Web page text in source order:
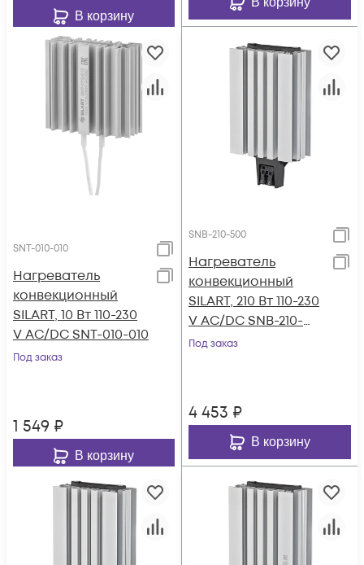
В корзину
SNT-010-010
Нагреватель
конвекционный
SILART, 10 Вт 110-230
V AC/DC SNT-010-010
Под заказ
1 549 ₽
В корзину
SNB-210-500
Нагреватель
конвекционный
SILART, 210 Вт 110-230
V AC/DC SNB-210-
500
Под заказ
4 453 ₽
В корзину